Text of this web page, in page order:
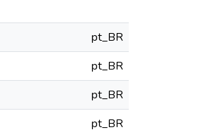
pt_BR
pt_BR
pt_BR
pt_BR